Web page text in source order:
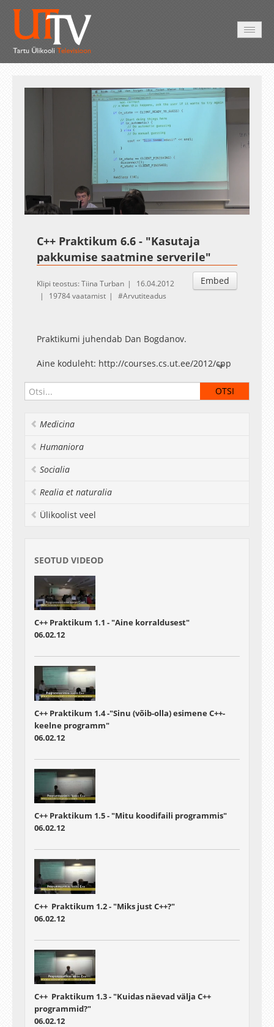
UnmuteLoaded:
9.80%
Esituskiirused
Auto
C++ Praktikum 6.6 - "Kasutaja
pakkumise saatmine serverile"
Embed
Klipi teostus: Tiina Turban
16.04.2012
19784 vaatamist
Arvutiteadus
Praktikumi juhendab Dan Bogdanov.
Aine koduleht: http://courses.cs.ut.ee/2012/cpp
Medicina
Humaniora
Socialia
Realia et naturalia
Ülikoolist veel
SEOTUD VIDEOD
C++ Praktikum 1.1 - "Aine korraldusest"
06.02.12
C++ Praktikum 1.4 -"Sinu (võib-olla) esimene C++-
keelne programm"
06.02.12
C++ Praktikum 1.5 - "Mitu koodifaili programmis"
06.02.12
C++ Praktikum 1.2 - "Miks just C++?"
06.02.12
C++ Praktikum 1.3 - "Kuidas näevad välja C++
programmid?"
06.02.12